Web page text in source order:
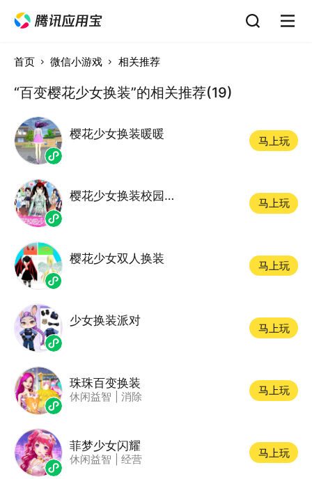
首页 微信小游戏 相关推荐
“百变樱花少女换装”的相关推荐(19)
樱花少女换装暖暖
马上玩
樱花少女换装校园模拟器
马上玩
樱花少女双人换装
马上玩
少女换装派对
马上玩
珠珠百变换装
休闲益智 消除
马上玩
菲梦少女闪耀
休闲益智 经营
马上玩